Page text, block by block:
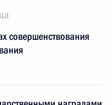
совершенствования